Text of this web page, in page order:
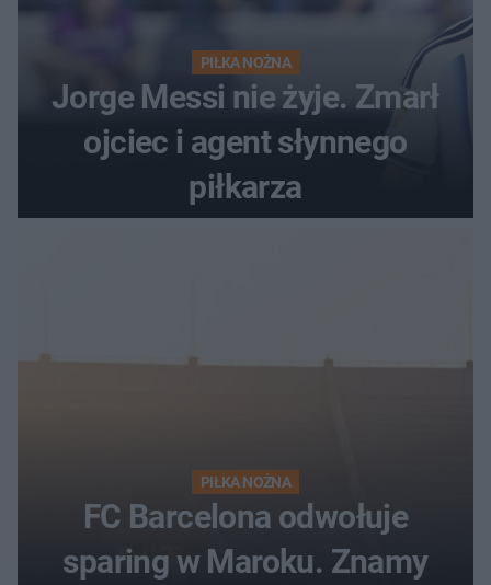
PIŁKA NOŻNA
Jorge Messi nie żyje. Zmarł
ojciec i agent słynnego
piłkarza
PIŁKA NOŻNA
FC Barcelona odwołuje
sparing w Maroku. Znamy